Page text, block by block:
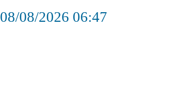
08/08/2026 06:47